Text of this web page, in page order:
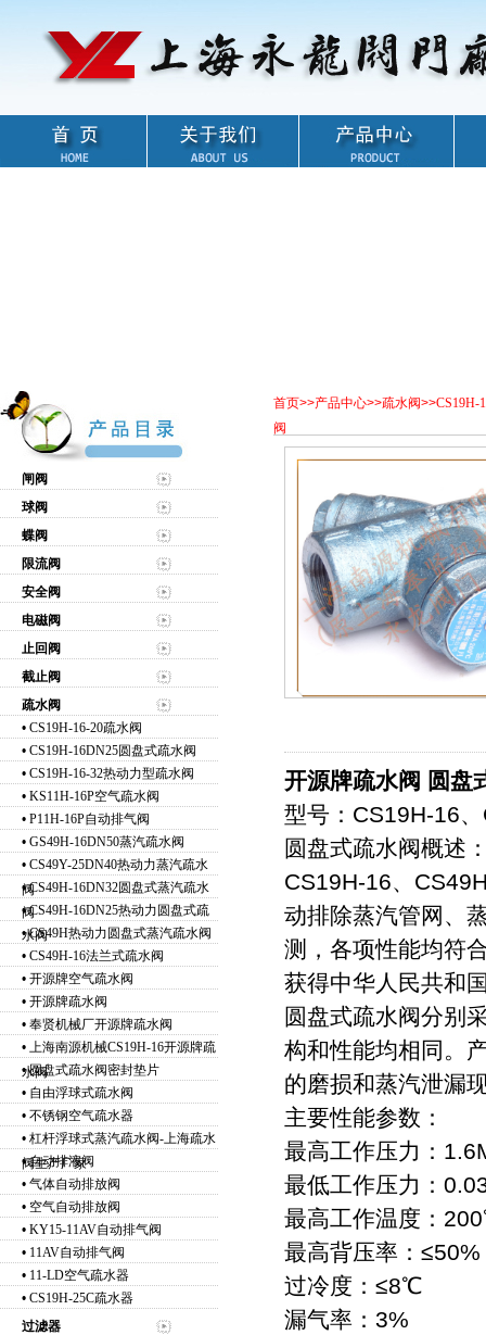
闸阀
球阀
蝶阀
限流阀
安全阀
电磁阀
止回阀
截止阀
疏水阀
• CS19H-16-20疏水阀
• CS19H-16DN25圆盘式疏水阀
• CS19H-16-32热动力型疏水阀
• KS11H-16P空气疏水阀
• P11H-16P自动排气阀
• GS49H-16DN50蒸汽疏水阀
• CS49Y-25DN40热动力蒸汽疏水
阀
•CS49H-16DN32圆盘式蒸汽疏水
阀
•CS49H-16DN25热动力圆盘式疏
水阀
•CS49H热动力圆盘式蒸汽疏水阀
• CS49H-16法兰式疏水阀
• 开源牌空气疏水阀
• 开源牌疏水阀
• 奉贤机械厂开源牌疏水阀
• 上海南源机械CS19H-16开源牌疏
水阀
•圆盘式疏水阀密封垫片
• 自由浮球式疏水阀
• 不锈钢空气疏水器
• 杠杆浮球式蒸汽疏水阀-上海疏水
阀生产厂家
•自动排液阀
• 气体自动排放阀
• 空气自动排放阀
• KY15-11AV自动排气阀
• 11AV自动排气阀
• 11-LD空气疏水器
• CS19H-25C疏水器
过滤器
首页>>产品中心>>疏水阀>>CS19H-
阀
开源牌疏水阀 圆盘
型号：CS19H-16
圆盘式疏水阀概述
CS19H-16、
动排除蒸汽管网、
测，各项性能均符
获得中华人民共和
圆盘式疏水阀分别
构和性能均相同。
的磨损和蒸汽泄漏
主要性能参数：
最高工作压力：
最低工作压力：
最高工作温度：
最高背压率：≤50%
过冷度：≤8℃
漏气率：3%